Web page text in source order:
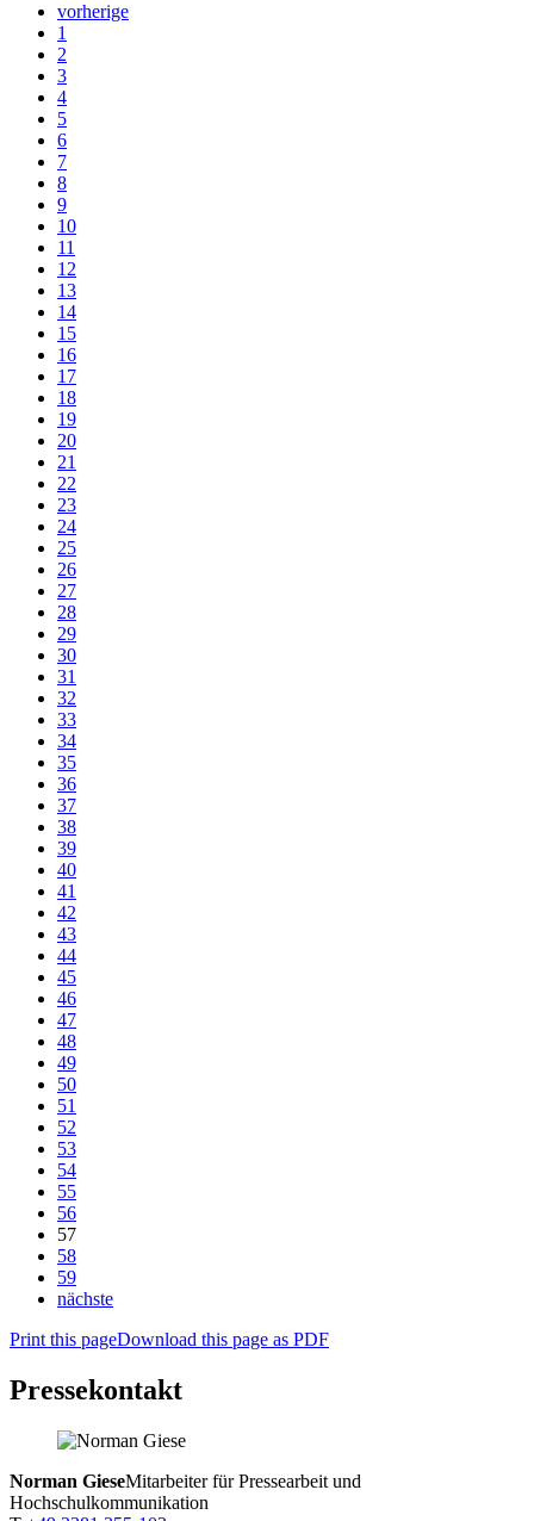
vorherige
1
2
3
4
5
6
7
8
9
10
11
12
13
14
15
16
17
18
19
20
21
22
23
24
25
26
27
28
29
30
31
32
33
34
35
36
37
38
39
40
41
42
43
44
45
46
47
48
49
50
51
52
53
54
55
56
57
58
59
nächste
Print this pageDownload this page as PDF
Pressekontakt
Norman GieseMitarbeiter für Pressearbeit und
Hochschulkommunikation